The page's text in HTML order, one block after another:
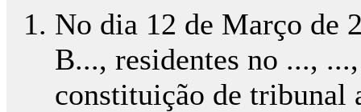
No dia 12 de Março de
B..., residentes no ...,
constituição de tribunal